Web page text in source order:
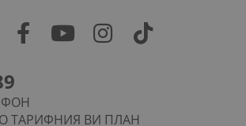
ТАРИФНИЯ ВИ ПЛАН